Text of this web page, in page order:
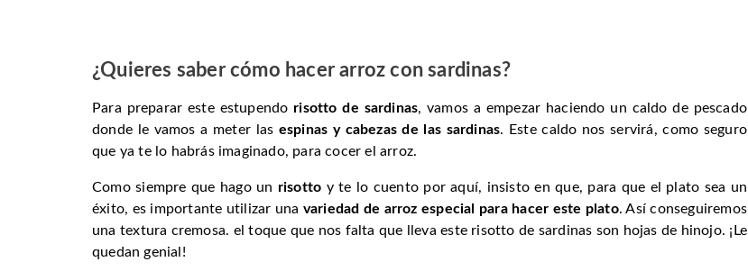
¿Quieres saber cómo hacer arroz con sardinas?
Para preparar este estupendo risotto de sardinas, vamos a empezar haciendo un caldo de pescado
donde le vamos a meter las espinas y cabezas de las sardinas. Este caldo nos servirá, como seguro
que ya te lo habrás imaginado, para cocer el arroz.
Como siempre que hago un risotto y te lo cuento por aquí, insisto en que, para que el plato sea un
éxito, es importante utilizar una variedad de arroz especial para hacer este plato. Así conseguiremos
una textura cremosa. el toque que nos falta que lleva este risotto de sardinas son hojas de hinojo. ¡Le
quedan genial!